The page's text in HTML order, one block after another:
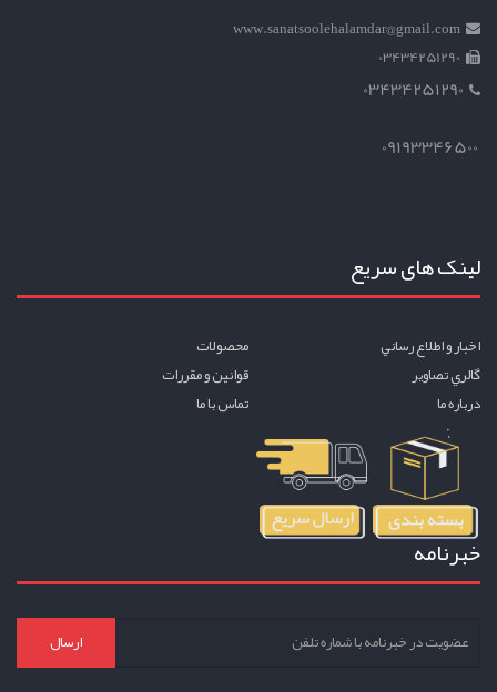
www.sanatsoolehalamdar@gmail.com
03434251290
03434251290
09193346500
لینک های سریع
اخبار و اطلاع رساني
محصولات
گالري تصاوير
قوانين و مقررات
درباره ما
تماس با ما
خبرنامه
ارسال